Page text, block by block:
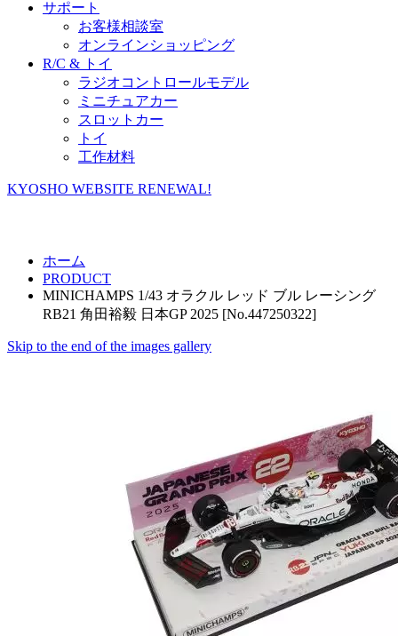
サポート
お客様相談室
オンラインショッピング
R/C & トイ
ラジオコントロールモデル
ミニチュアカー
スロットカー
トイ
工作材料
KYOSHO WEBSITE RENEWAL!
ホーム
PRODUCT
MINICHAMPS 1/43 オラクル レッド ブル レーシング
RB21 角田裕毅 日本GP 2025 [No.447250322]
Skip to the end of the images gallery